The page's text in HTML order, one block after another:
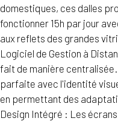
domestiques, ces dalles
fonctionner 15h par jour
aux reflets des grandes
Logiciel de Gestion à
fait de manière
parfaite avec l'identité
en permettant des
Design Intégré : Les